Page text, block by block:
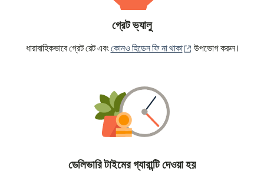
গ্রেট ভ্যালু
ধারাবাহিকভাবে গ্রেট রেট এবংকোনও হিডেন ফি না থাকা (নতুন উইন্ডোতে খুলবে)
উপভোগ করুন।
ডেলিভারি টাইমের গ্যারান্টি দেওয়া হয়